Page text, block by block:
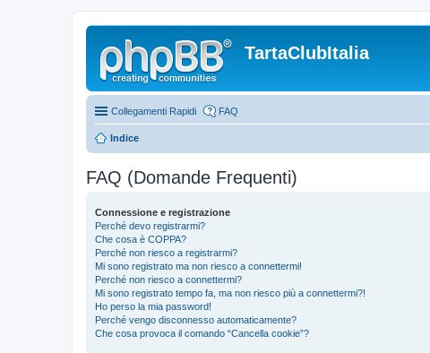
TartaClubItalia
Collegamenti Rapidi FAQ
Indice
FAQ (Domande Frequenti)
Connessione e registrazione
Perché devo registrarmi?
Che cosa è COPPA?
Perché non riesco a registrarmi?
Mi sono registrato ma non riesco a connettermi!
Perché non riesco a connettermi?
Mi sono registrato tempo fa, ma non riesco più a connettermi?!
Ho perso la mia password!
Perché vengo disconnesso automaticamente?
Che cosa provoca il comando “Cancella cookie”?